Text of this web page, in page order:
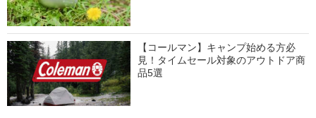
【コールマン】キャンプ始める方必
見！タイムセール対象のアウトドア商
品5選